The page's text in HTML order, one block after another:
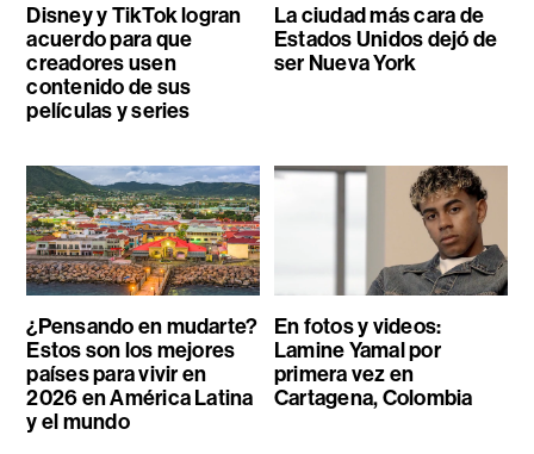
Disney y TikTok logran
acuerdo para que
creadores usen
contenido de sus
películas y series
La ciudad más cara de
Estados Unidos dejó de
ser Nueva York
¿Pensando en mudarte?
Estos son los mejores
países para vivir en
2026 en América Latina
y el mundo
En fotos y videos:
Lamine Yamal por
primera vez en
Cartagena, Colombia